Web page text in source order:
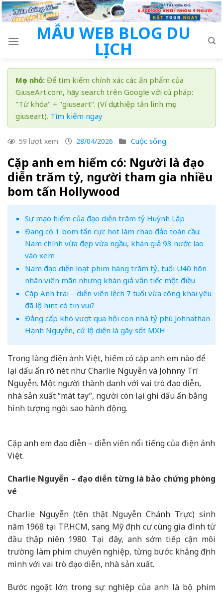
Skip
to
MẪU WEB BLOG DU
LỊCH
Mẹo nhỏ: Để tìm kiếm chính xác các ấn phẩm của
GiuseArt.com, hãy search trên Google với cú pháp:
"Từ khóa" + "giuseart". (Ví dụ: thiệp tân linh mục
giuseart). Tìm kiếm ngay
59 lượt xem 28/04/2026 Cuộc sống
Cặp anh em hiếm có: Người là đạo
diễn trăm tỷ, người tham gia nhiều
bom tấn Hollywood
Sự mạo hiểm của đạo diễn trăm tỷ Huỳnh Lập
Đang có 1 bom tấn cực hot làm chao đảo toàn cầu:
Nam chính vừa đẹp vừa ngầu, khán giả 93 nước lao
vào xem
Nam đạo diễn loạt phim hàng trăm tỷ, tuổi U40 hôn
nhân viên mãn nhưng khán giả vẫn tiếc một điều
Cặp Anh trai – diễn viên lệch 7 tuổi vừa công khai yêu
đã lộ hint có tin vui?
Đẳng cấp khó vượt qua hội con nhà tỷ phú Johnathan
Hạnh Nguyễn, cứ lộ diện là gây sốt MXH
Trong làng điện ảnh Việt, hiếm có cặp anh em nào để
lại dấu ấn rõ nét như Charlie Nguyễn và Johnny Trí
Nguyễn. Một người thành danh với vai trò đạo diễn,
nhà sản xuất “mát tay”, người còn lại ghi dấu ấn bằng
hình tượng ngôi sao hành động.
Cặp anh em đạo diễn – diễn viên nổi tiếng của điện ảnh
Việt.
Charlie Nguyễn – đạo diễn từng là bảo chứng phòng
vé
Charlie Nguyễn (tên thật Nguyễn Chánh Trực) sinh
năm 1968 tại TP.HCM, sang Mỹ định cư cùng gia đình từ
đầu thập niên 1980. Tại đây, anh sớm tiếp cận môi
trường làm phim chuyên nghiệp, từng bước khẳng định
mình với vai trò đạo diễn, nhà sản xuất.
Bước ngoặt lớn trong sự nghiệp của anh là bộ phim